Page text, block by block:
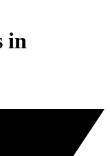
in